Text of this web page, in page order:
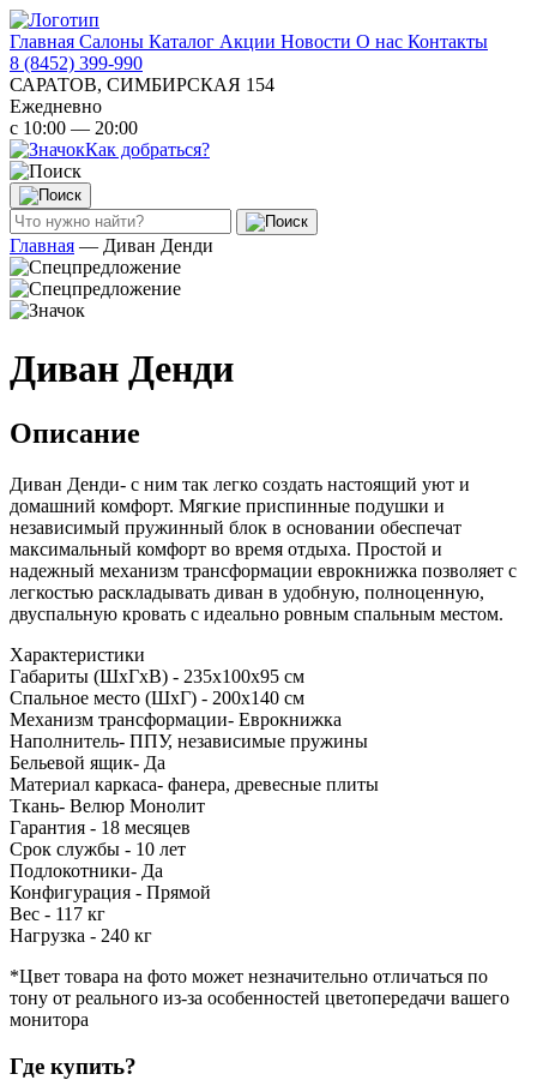
Главная Салоны Каталог Акции Новости О нас Контакты
8 (8452) 399-990
САРАТОВ, СИМБИРСКАЯ 154
Ежедневно
с 10:00 — 20:00
Как добраться?
Главная — Диван Денди
Диван Денди
Описание
Диван Денди- с ним так легко создать настоящий уют и
домашний комфорт. Мягкие приспинные подушки и
независимый пружинный блок в основании обеспечат
максимальный комфорт во время отдыха. Простой и
надежный механизм трансформации еврокнижка позволяет с
легкостью раскладывать диван в удобную, полноценную,
двуспальную кровать с идеально ровным спальным местом.
Характеристики
Габариты (ШхГхВ) - 235x100x95 см
Спальное место (ШхГ) - 200x140 см
Механизм трансформации- Еврокнижка
Наполнитель- ППУ, независимые пружины
Бельевой ящик- Да
Материал каркаса- фанера, древесные плиты
Ткань- Велюр Монолит
Гарантия - 18 месяцев
Срок службы - 10 лет
Подлокотники- Да
Конфигурация - Прямой
Вес - 117 кг
Нагрузка - 240 кг
*Цвет товара на фото может незначительно отличаться по
тону от реального из-за особенностей цветопередачи вашего
монитора
Где купить?